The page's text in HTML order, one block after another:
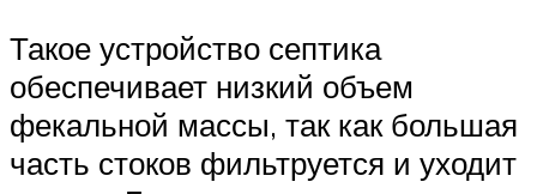
Такое устройство септика
обеспечивает низкий объем
фекальной массы, так как большая
часть стоков фильтруется и уходит